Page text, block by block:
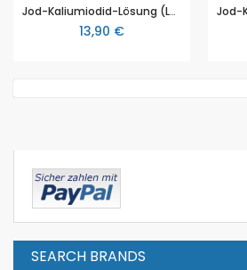
Jod-Kaliumiodid-Lösung (Lugolsche Lösung), 250 ml
13,90 €
SEARCH BRANDS